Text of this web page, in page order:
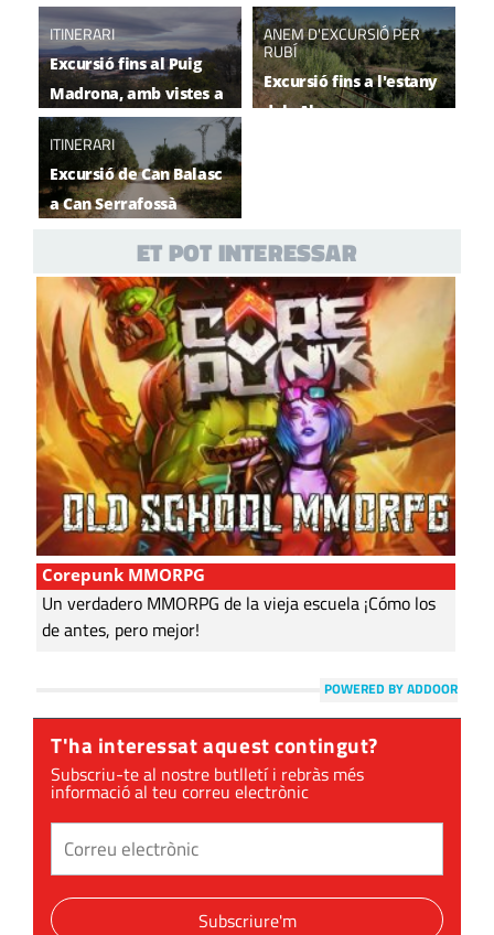
Can Ramoneda
ITINERARI
Excursió fins al Puig
Madrona, amb vistes a
Rubí
ANEM D'EXCURSIÓ PER
RUBÍ
Excursió fins a l'estany
dels Alous
ITINERARI
Excursió de Can Balasc
a Can Serrafossà
ET POT INTERESSAR
Corepunk MMORPG
Un verdadero MMORPG de la vieja escuela ¡Cómo los
de antes, pero mejor!
POWERED BY ADDOOR
T'ha interessat aquest contingut?
Subscriu-te al nostre butlletí i rebràs més
informació al teu correu electrònic
Subscriure'm